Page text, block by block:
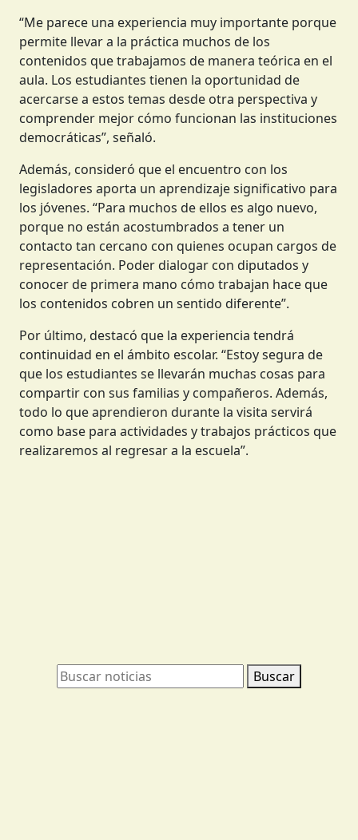
“Me parece una experiencia muy importante porque
permite llevar a la práctica muchos de los
contenidos que trabajamos de manera teórica en el
aula. Los estudiantes tienen la oportunidad de
acercarse a estos temas desde otra perspectiva y
comprender mejor cómo funcionan las instituciones
democráticas”, señaló.
Además, consideró que el encuentro con los
legisladores aporta un aprendizaje significativo para
los jóvenes. “Para muchos de ellos es algo nuevo,
porque no están acostumbrados a tener un
contacto tan cercano con quienes ocupan cargos de
representación. Poder dialogar con diputados y
conocer de primera mano cómo trabajan hace que
los contenidos cobren un sentido diferente”.
Por último, destacó que la experiencia tendrá
continuidad en el ámbito escolar. “Estoy segura de
que los estudiantes se llevarán muchas cosas para
compartir con sus familias y compañeros. Además,
todo lo que aprendieron durante la visita servirá
como base para actividades y trabajos prácticos que
realizaremos al regresar a la escuela”.
Buscar